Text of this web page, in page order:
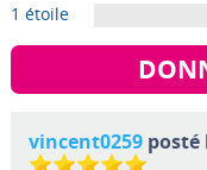
1 étoile
vincent0259posté